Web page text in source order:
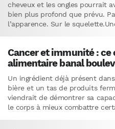
cheveux et les ongles pourrait
bien plus profond que prévu.
l’apparence. Sur le
Cancer et immunité :
alimentaire banal
Un ingrédient déjà présent
bière et un tas de produits
viendrait de démontrer sa
le corps à mieux combattre